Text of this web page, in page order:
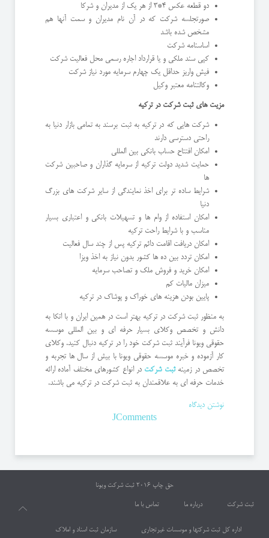
دو قطعه عکس 4*3 از هر یک از مدیران و شرکا
صورتجلسه شرکت که در آن نام مدیران و سمت آنها هم
مشخص شده باشد
اساسنامه شرکت
کپی سند ملکی و یا قرارداد اجاره رسمی محل فعالیت شرکت
فیش واریز حداقل یک چهارم سرمایه مورد نیاز شرکت
وکالتنامه معتبر وکیل
مزیت های ثبت شرکت در ترکیه
شرکت هایی که در ترکیه به ثبت برسند به تمامی بازار دنیا به
راحتی دسترسی دارند
امکان افتتاح حساب بانکی بین المللی
حمایت شدید دولت ترکیه از سرمایه گذاران و صاحبین شرکت
ها
شرایط ساده تر برای اخذ نمایندگی از سایر شرکت های بزرگ
دنیا
امکان استفاده از وام ها و تسهیلات بانکی و اعتباری بسیار
مناسب و با شرایط راحت ترکیه
امکان دریافت اقامت دائم ترکیه پس از چند سال فعالیت
امکان تردد بین ده ها کشور بدون نیاز به اخذ ویزا
امکان خرید و فروش ملک و تصاحب سرمایه
میزان مالیات کم
پایین بودن هزینه های خوراک و پوشاک در ترکیه
به منظور ثبت شرکت در ترکیه بهتر است در همین ایران و با اتکا به
دانش و تخصص وکلای بسیار حرفه ای و بین المللی موسسه
حقوقی ویونا فرآیند ثبت شرکت خود را در ترکیه دنبال کنید. وکلای
کار آزموده و خبره موسسه حقوقی ویونا با بیش از سال ها تجربه و
تخصص در زمینهثبت شرکت در انواع کشورهای مختلف آماده ارائه
خدمات حرفه ای به علاقمندان به ثبت شرکت در ترکیه می باشند.
نوشتن دیدگاه
JComments
حق چاپ 2016 ثبت شرکت ویونا
ثبت شرکت درباره ما تماس با ما
اداره کل ثبت شرکتها و موسسات غیرتجاری سازمان ثبت اسناد و املاک